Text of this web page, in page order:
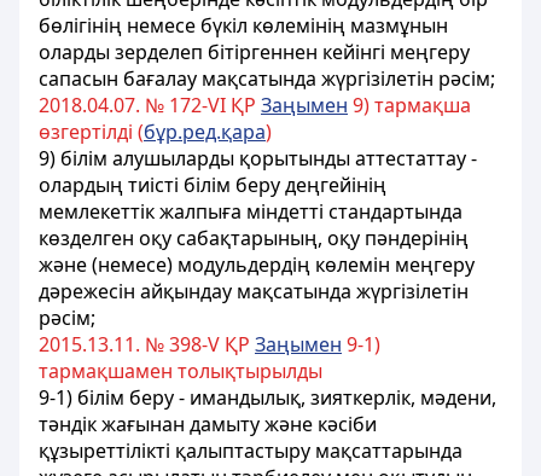
бөлігінің немесе бүкіл көлемінің мазмұнын
оларды зерделеп бітіргеннен кейінгі меңгеру
сапасын бағалау мақсатында жүргізілетін рәсім;
2018.04.07. № 172-VI ҚР Заңымен 9) тармақша
өзгертілді (бұр.ред.қара)
9) білім алушыларды қорытынды аттестаттау -
олардың тиісті білім беру деңгейінің
мемлекеттік жалпыға міндетті стандартында
көзделген оқу сабақтарының, оқу пәндерінің
және (немесе) модульдердің көлемін меңгеру
дәрежесін айқындау мақсатында жүргізілетін
рәсім;
2015.13.11. № 398-V ҚР Заңымен 9-1)
тармақшамен толықтырылды
9-1) білім беру - имандылық, зияткерлік, мәдени,
тәндік жағынан дамыту және кәсіби
құзыреттілікті қалыптастыру мақсаттарында